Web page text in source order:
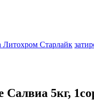
Литохром Старлайк
Салвиа 5кг,